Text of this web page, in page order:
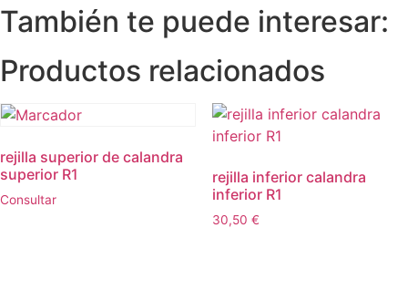
También te puede interesar:
Productos relacionados
rejilla superior de calandra
superior R1
Consultar
rejilla inferior calandra
inferior R1
30,50 €